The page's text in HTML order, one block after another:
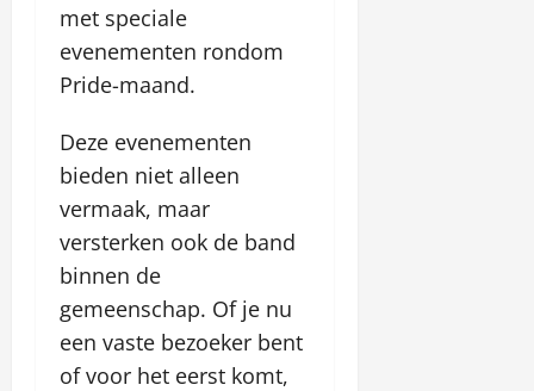
met speciale
evenementen rondom
Pride-maand.
Deze evenementen
bieden niet alleen
vermaak, maar
versterken ook de band
binnen de
gemeenschap. Of je nu
een vaste bezoeker bent
of voor het eerst komt,